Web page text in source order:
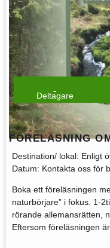
-
Deltagare
FÖRELÄSNING
Destination/ lokal: Enligt
Datum: Kontakta oss för
Boka ett föreläsningen
naturbörjare” i fokus. 1-
rörande allemansrätten,
Eftersom föreläsningen är